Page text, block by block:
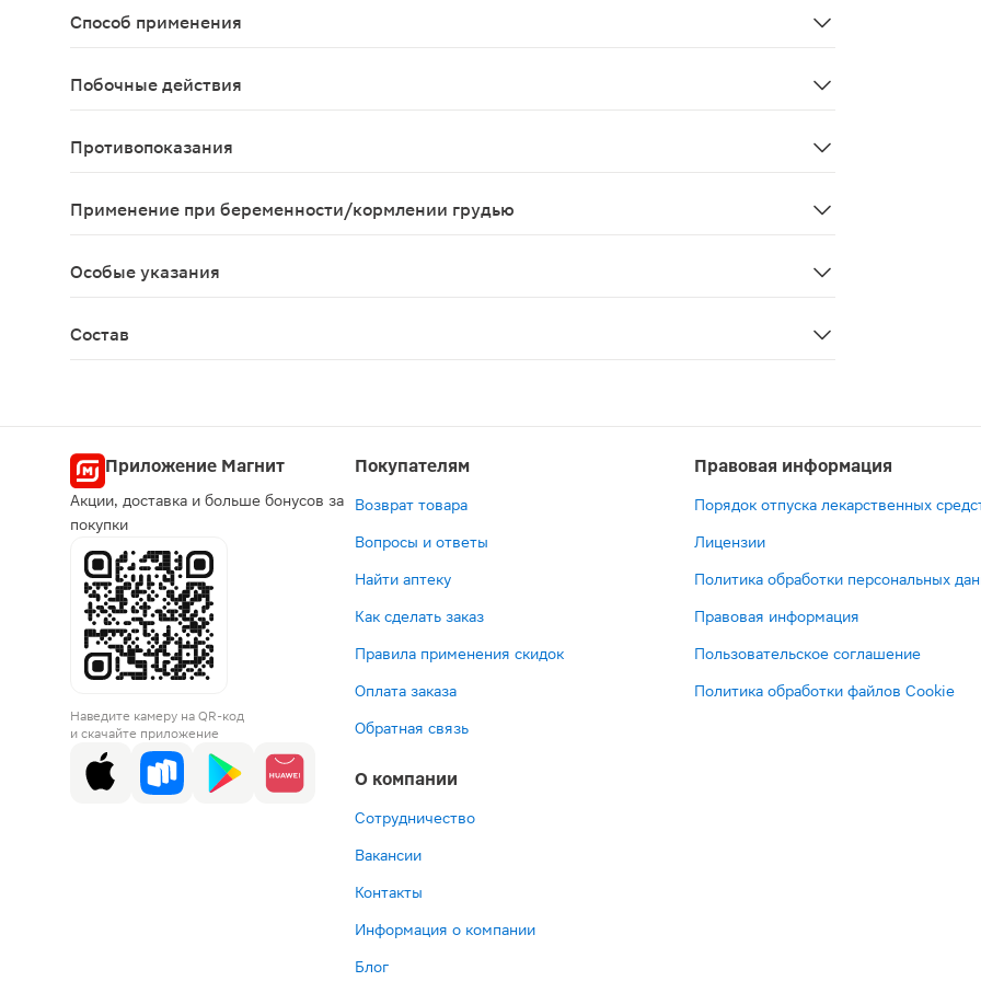
Способ применения
Побочные действия
Противопоказания
Применение при беременности/кормлении грудью
Особые указания
Состав
Приложение Магнит
Акции, доставка и больше бонусов за
покупки
Наведите камеру на QR-код
и скачайте приложение
Покупателям
Возврат товара
Вопросы и ответы
Найти аптеку
Как сделать заказ
Правила применения скидок
Оплата заказа
Обратная связь
О компании
Сотрудничество
Вакансии
Контакты
Информация о компании
Блог
Правовая информация
Порядок отпуска лекарственных
Лицензии
Политика обработки персональных
Правовая информация
Пользовательское соглашение
Политика обработки файлов Cookie